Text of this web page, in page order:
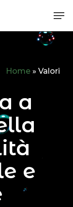
Home» Valori
a
e